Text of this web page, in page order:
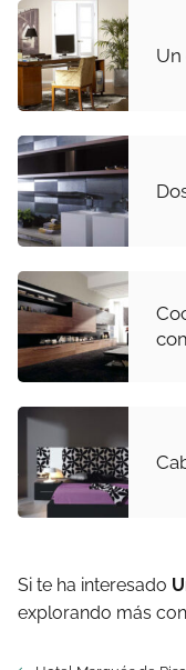
Un
Si te ha interesado
explorando más